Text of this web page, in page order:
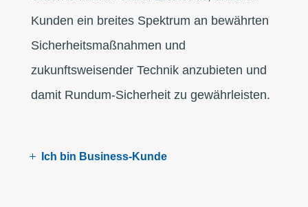
Kunden ein breites Spektrum an bewährten
Sicherheitsmaßnahmen und
zukunftsweisender Technik anzubieten und
damit Rundum-Sicherheit zu gewährleisten.
Ich bin Business-Kunde